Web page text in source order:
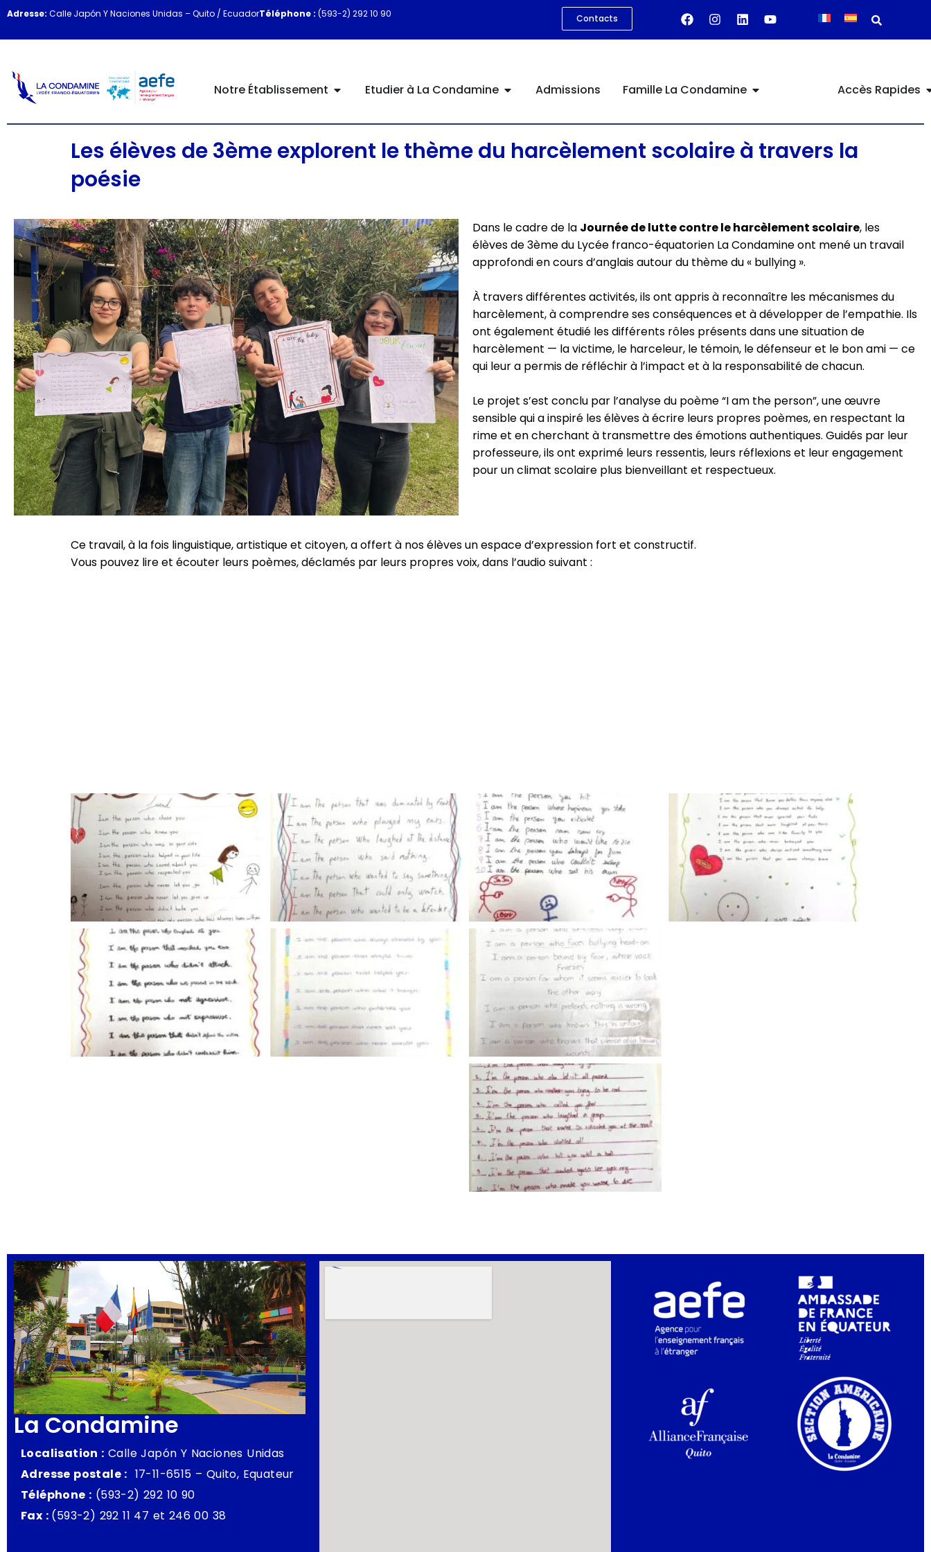
Adresse: Calle Japón Y Naciones Unidas – Quito / EcuadorTéléphone : (593-2) 292 10 90 Contacts
Notre Établissement Etudier à La Condamine Admissions Famille La Condamine Accès Rapides
Les élèves de 3ème explorent le thème du harcèlement scolaire à travers la
poésie
Dans le cadre de la Journée de lutte contre le harcèlement scolaire, les
élèves de 3ème du Lycée franco-équatorien La Condamine ont mené un travail
approfondi en cours d’anglais autour du thème du « bullying ».
À travers différentes activités, ils ont appris à reconnaître les mécanismes du
harcèlement, à comprendre ses conséquences et à développer de l’empathie. Ils
ont également étudié les différents rôles présents dans une situation de
harcèlement — la victime, le harceleur, le témoin, le défenseur et le bon ami — ce
qui leur a permis de réfléchir à l’impact et à la responsabilité de chacun.
Le projet s’est conclu par l’analyse du poème “I am the person”, une œuvre
sensible qui a inspiré les élèves à écrire leurs propres poèmes, en respectant la
rime et en cherchant à transmettre des émotions authentiques. Guidés par leur
professeure, ils ont exprimé leurs ressentis, leurs réflexions et leur engagement
pour un climat scolaire plus bienveillant et respectueux.
Ce travail, à la fois linguistique, artistique et citoyen, a offert à nos élèves un espace d’expression fort et constructif.
Vous pouvez lire et écouter leurs poèmes, déclamés par leurs propres voix, dans l’audio suivant :
La Condamine
Localisation : Calle Japón Y Naciones Unidas
Adresse postale : 17-11-6515 – Quito, Equateur
Téléphone : (593-2) 292 10 90
Fax : (593-2) 292 11 47 et 246 00 38